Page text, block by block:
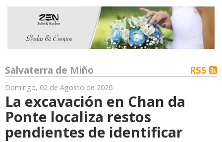
Salvaterra de Miño RSS
Domingo, 02 de Agosto de 2026
La excavación en Chan da
Ponte localiza restos
pendientes de identificar